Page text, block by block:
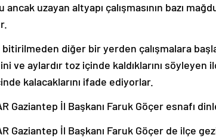
ancak uzayan altyapı çalışmasının bazı
diğer bir yerden çalışmalara
ve aylardır toz içinde kaldıklarını söyleyen
kalacaklarını ifade ediyorlar.
Gaziantep İl Başkanı Faruk Göçer esnafı
Gaziantep İl Başkanı Faruk Göçer de ilçe